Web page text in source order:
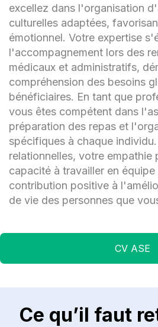
excellez dans l'organisation
culturelles adaptées,
émotionnel. Votre expertise
l'accompagnement lors des
médicaux et administratifs,
compréhension des besoins
bénéficiaires. En tant que
vous êtes compétent dans
préparation des repas et
spécifiques à chaque
relationnelles, votre empathie
capacité à travailler en
contribution positive à
de vie des personnes que
CV ASE
Ce qu’il faut